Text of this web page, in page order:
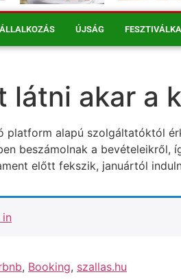
ÚJSÁG
akar a
platform alapú szolgáltatóktól
beszámolnak a bevételeikről,
előtt fekszik, januártól
in
, Booking, szallas.hu